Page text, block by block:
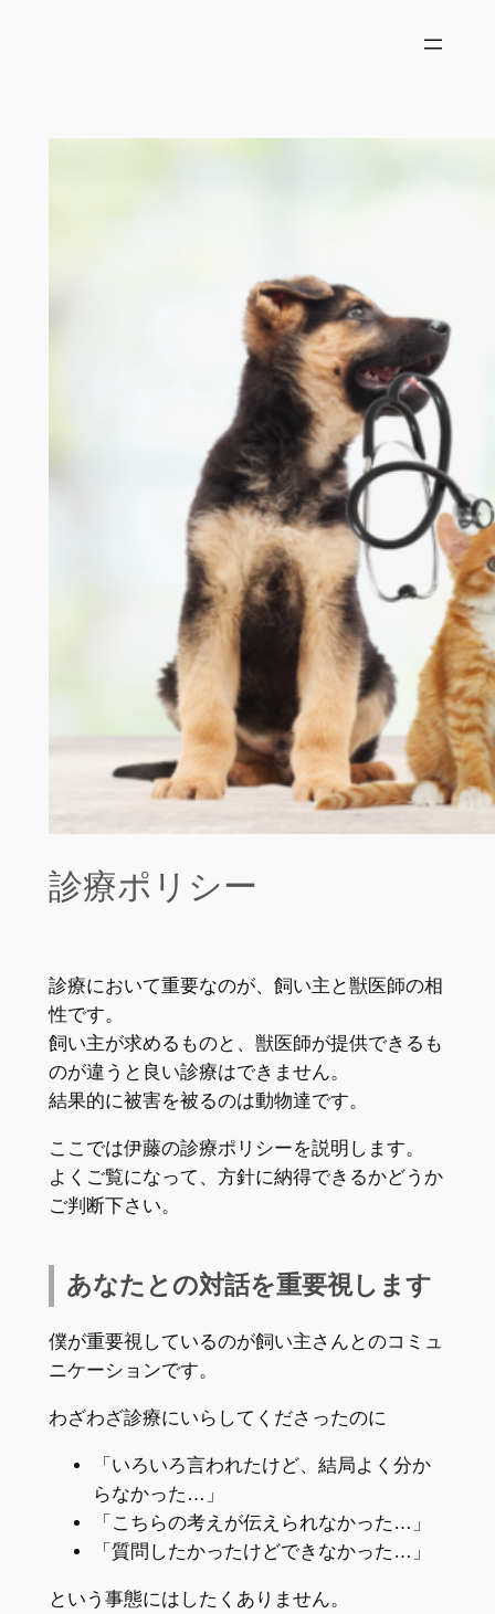
診療ポリシー
診療において重要なのが、飼い主と獣医師の相
性です。
飼い主が求めるものと、獣医師が提供できるも
のが違うと良い診療はできません。
結果的に被害を被るのは動物達です。
ここでは伊藤の診療ポリシーを説明します。
よくご覧になって、方針に納得できるかどうか
ご判断下さい。
あなたとの対話を重要視します
僕が重要視しているのが飼い主さんとのコミュ
ニケーションです。
わざわざ診療にいらしてくださったのに
「いろいろ言われたけど、結局よく分か
らなかった…」
「こちらの考えが伝えられなかった…」
「質問したかったけどできなかった…」
という事態にはしたくありません。